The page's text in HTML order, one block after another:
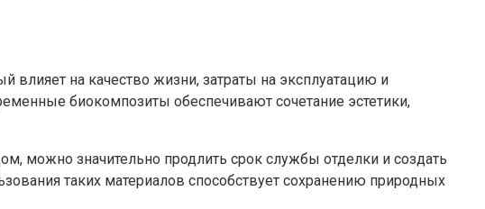
на качество жизни, затраты на эксплуатацию и
биокомпозиты обеспечивают сочетание эстетики,
можно значительно продлить срок службы отделки и создать
таких материалов способствует сохранению природных